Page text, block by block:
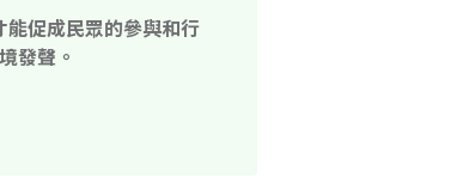
能促成民眾的參與和行
發聲。